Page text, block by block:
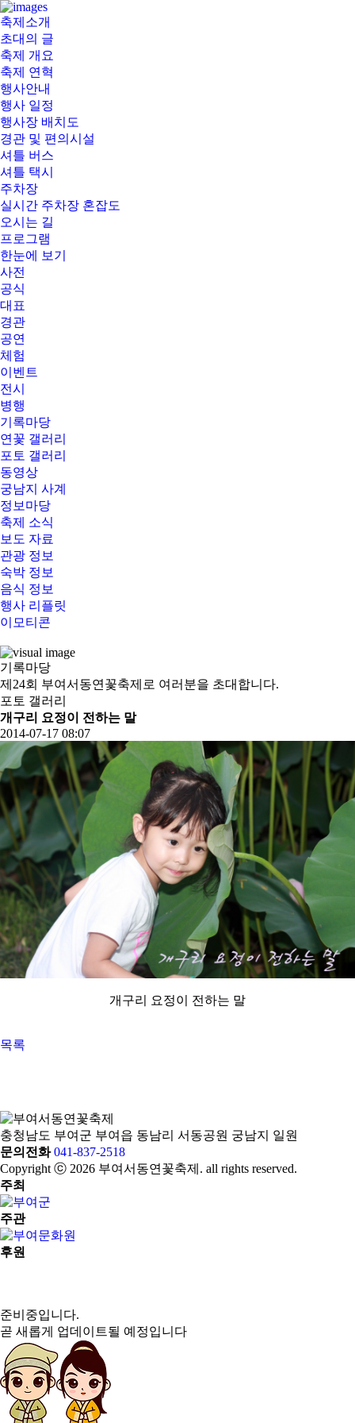
여
서
동
연
꽃
축
제
축제소개
초대의 글
축제 개요
축제 연혁
행사안내
행사 일정
행사장 배치도
경관 및 편의시설
셔틀 버스
셔틀 택시
주차장
실시간 주차장 혼잡도
오시는 길
프로그램
한눈에 보기
사전
공식
대표
경관
공연
체험
이벤트
전시
병행
기록마당
연꽃 갤러리
포토 갤러리
동영상
궁남지 사계
정보마당
축제 소식
보도 자료
관광 정보
숙박 정보
음식 정보
행사 리플릿
이모티콘
기록마당
제24회 부여서동연꽃축제로 여러분을 초대합니다.
포토 갤러리
개구리 요정이 전하는 말
2014-07-17 08:07
개구리 요정이 전하는 말
목록
충청남도 부여군 부여읍 동남리 서동공원 궁남지 일원
문의전화 041-837-2518
Copyright ⓒ 2026 부여서동연꽃축제. all rights reserved.
주최
주관
후원
준비중입니다.
곧 새롭게 업데이트될 예정입니다